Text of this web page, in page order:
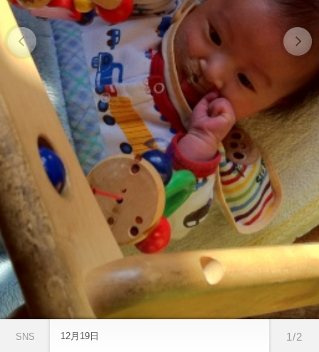
SNS 1/2
12月19日